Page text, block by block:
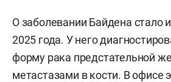
О заболевании Байдена стало
2025 года. У него
форму рака предстательной
метастазами в кости. В офисе